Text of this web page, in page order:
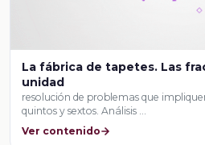
La fábrica de tapetes. Las
unidad
resolución de problemas que
quintos y sextos. Análisis …
Ver contenido